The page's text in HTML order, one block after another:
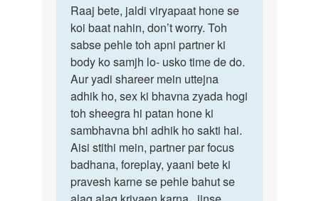
to
Aunti
ji
Sex
karne
par
mera
by
Raaj
maurya
Raaj
bete,
jaldi
viryapaat
Raaj bete, jaldi viryapaat hone se
koi baat nahin, don’t worry. Toh
sabse pehle toh apni partner ki
body ko samjh lo- usko time de do.
Aur yadi shareer mein uttejna
adhik ho, sex ki bhavna zyada hogi
toh sheegra hi patan hone ki
sambhavna bhi adhik ho sakti hai.
Aisi stithi mein, partner par focus
badhana, foreplay, yaani bete ki
pravesh karne se pehle bahut se